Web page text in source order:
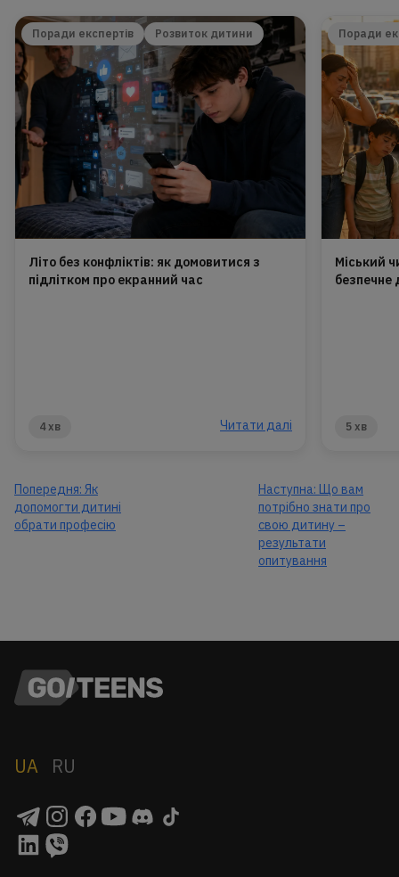
Поради експертів Розвиток дитини
Літо без конфліктів: як домовитися з
підлітком про екранний час
4 хв Читати далі
Поради
Міський
безпечне
5 хв
Попередня: Як
допомогти дитині
обрати професію
Наступна: Що вам
потрібно знати про
свою дитину –
результати
опитування
UA RU